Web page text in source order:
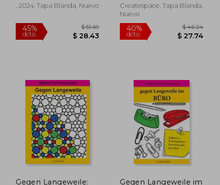
, 2024, Tapa Blanda, Nuevo
Seniorenbeschäftigung
Rätsel (en Alemán)
Createspace, Tapa Blanda,
Nuevo
Gegen Langeweile: Gegen Langeweile im